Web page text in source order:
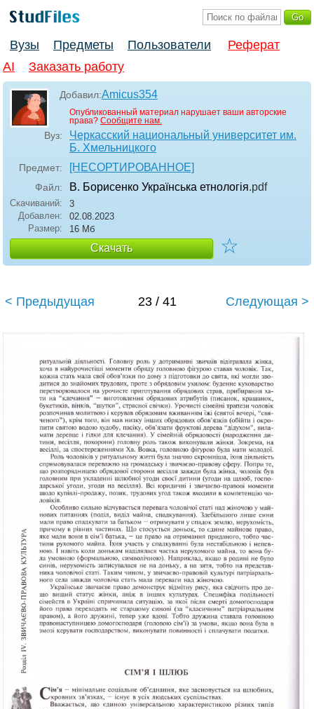
Вузы Предметы Пользователи
Реферат
AI
Заказать работу
Добавил:Amicus354
Опубликованный материал нарушает ваши авторские
права? Сообщите нам.
Вуз:
Черкасский национальный университет им.
Б. Хмельницкого
Предмет: [НЕСОРТИРОВАННОЕ]
Файл: В. Борисенко Українська етнологія.pdf
Скачиваний:
3
Добавлен:
02.08.2023
Размер:
16 Мб
Скачать ☆
< Предыдущая 23 / 41 Следующая >